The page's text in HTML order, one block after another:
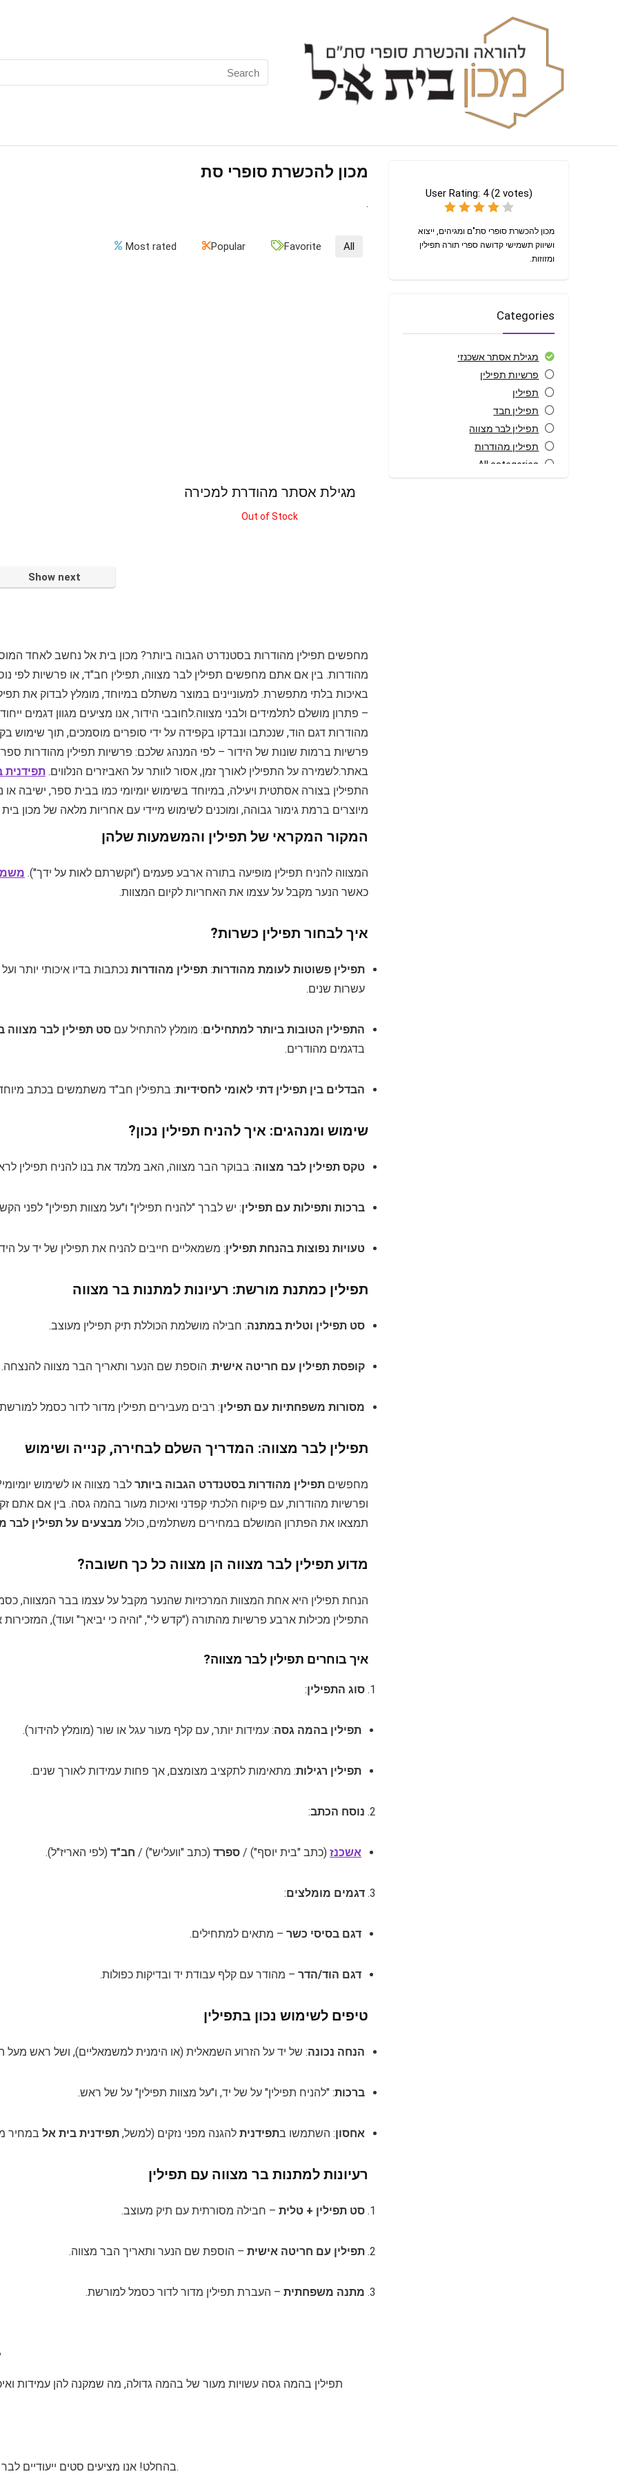
Search
for:
מכון להכשרת סופרי סת
.
User Rating: 4 (2votes)
מכון להכשרת סופרי סת"ם ומגיהים, ייצוא
ושיווק תשמישי קדושה ספרי תורה תפילין
ומזוזות.
Categories
מגילת אסתר אשכנזי
פרשיות תפילין
תפילין
תפילין חבד
תפילין לבר מצווה
תפילין מהודרות
All categories
All
Favorite
Popular
Most rated
מגילת אסתר מהודרת למכירה
Out of Stock
Show next
מחפשים תפילין מהודרות בסטנדרט הגבוה ביותר? מכון בית אל נחשב לאחד
מהודרות. בין אם אתם מחפשים תפילין לבר מצווה, תפילין חב"ד, או פרשיות לפי
באיכות בלתי מתפשרת. למעוניינים במוצר משתלם במיוחד, מומלץ לבדוק את
– פתרון מושלם לתלמידים ולבני מצווה.לחובבי הידור, אנו מציעים מגוון דגמים
מהודרות דגם הוד, שנכתבו ונבדקו בקפידה על ידי סופרים מוסמכים, תוך שימוש
פרשיות ברמות שונות של הידור – לפי המנהג שלכם: פרשיות תפילין מהודרות
באתר.לשמירה על התפילין לאורך זמן, אסור לוותר על האביזרים הנלווים. תפידנית
התפילין בצורה אסתטית ויעילה, במיוחד בשימוש יומיומי כמו בבית ספר, ישיבה
מיוצרים ברמת גימור גבוהה, ומוכנים לשימוש מיידי עם אחריות מלאה של מכון
המקור המקראי של תפילין והמשמעות שלהן
המצווה להניח תפילין מופיעה בתורה ארבע פעמים ("וקשרתם לאות על ידך").
כאשר הנער מקבל על עצמו את האחריות לקיום המצוות.
איך לבחור תפילין כשרות?
תפילין פשוטות לעומת מהודרות: תפילין מהודרות נכתבות בדיו איכותי יותר
עשרות שנים.
התפילין הטובות ביותר למתחילים: מומלץ להתחיל עם סט תפילין לבר
בדגמים מהודרים.
הבדלים בין תפילין דתי לאומי לחסידיות: בתפילין חב"ד משתמשים בכתב מיוחד
שימוש ומנהגים: איך להניח תפילין נכון?
טקס תפילין לבר מצווה: בבוקר הבר מצווה, האב מלמד את בנו להניח תפילין
ברכות ותפילות עם תפילין: יש לברך "להניח תפילין" ו"על מצוות תפילין" לפני
טעויות נפוצות בהנחת תפילין: משמאליים חייבים להניח את תפילין של יד על
תפילין כמתנת מורשת: רעיונות למתנות בר מצווה
סט תפילין וטלית במתנה: חבילה מושלמת הכוללת תיק תפילין מעוצב.
קופסת תפילין עם חריטה אישית: הוספת שם הנער ותאריך הבר מצווה להנצחה.
מסורות משפחתיות עם תפילין: רבים מעבירים תפילין מדור לדור כסמל למורשת
תפילין לבר מצווה: המדריך השלם לבחירה, קנייה ושימוש
מחפשים תפילין מהודרות בסטנדרט הגבוה ביותר לבר מצווה או לשימוש
ופרשיות מהודרות, עם פיקוח הלכתי קפדני ואיכות מעור בהמה גסה. בין אם אתם
תמצאו את הפתרון המושלם במחירים משתלמים, כולל מבצעים על תפילין לבר
מדוע תפילין לבר מצווה הן מצווה כל כך חשובה?
הנחת תפילין היא אחת המצוות המרכזיות שהנער מקבל על עצמו בבר המצווה,
התפילין מכילות ארבע פרשיות מהתורה ("קדש לי", "והיה כי יביאך" ועוד),
איך בוחרים תפילין לבר מצווה?
סוג התפילין:
תפילין בהמה גסה: עמידות יותר, עם קלף מעור עגל או שור (מומלץ להידור).
תפילין רגילות: מתאימות לתקציב מצומצם, אך פחות עמידות לאורך שנים.
נוסח הכתב:
אשכנז (כתב "בית יוסף") / ספרד (כתב "וועליש") / חב"ד (לפי האריז"ל).
דגמים מומלצים:
דגם בסיסי כשר – מתאים למתחילים.
דגם הוד/הדר – מהודר עם קלף עבודת יד ובדיקות כפולות.
טיפים לשימוש נכון בתפילין
הנחה נכונה: של יד על הזרוע השמאלית (או הימנית למשמאליים), ושל ראש מעל
ברכות: "להניח תפילין" על של יד, ו"על מצוות תפילין" על של ראש.
אחסון: השתמשו בתפידנית להגנה מפני נזקים (למשל, תפידנית בית אל במחיר
רעיונות למתנות בר מצווה עם תפילין
סט תפילין + טלית – חבילה מסורתית עם תיק מעוצב.
תפילין עם חריטה אישית – הוספת שם הנער ותאריך הבר מצווה.
מתנה משפחתית – העברת תפילין מדור לדור כסמל למורשת.
1. מה
תפילין בהמה גסה עשויות מעור של בהמה גדולה, מה שמקנה להן עמידות
בהחלט! אנו מציעים סטים ייעודיים לבר מצווה במחירים נוחים ובאיכות גבוהה, כולל אריזת מתנה.